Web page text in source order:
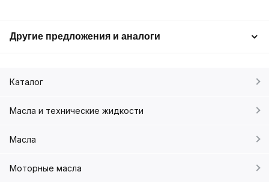
Другие предложения и аналоги
Каталог
Масла и технические жидкости
Масла
Моторные масла